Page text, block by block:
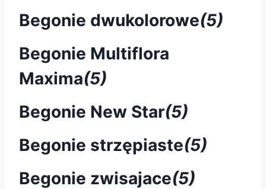
Begonie dwukolorowe(5)
Begonie Multiflora
Maxima(5)
Begonie New Star(5)
Begonie strzępiaste(5)
Begonie zwisajace(5)